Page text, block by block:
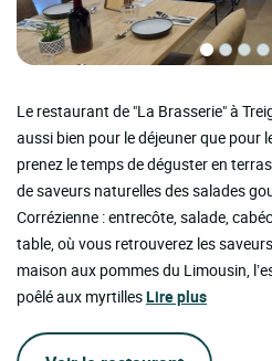
Le restaurant de "La Brasserie" à
aussi bien pour le déjeuner que pour
prenez le temps de déguster en
de saveurs naturelles des salades
Corrézienne : entrecôte, salade,
table, où vous retrouverez les
maison aux pommes du Limousin,
poêlé aux myrtillesLire plus